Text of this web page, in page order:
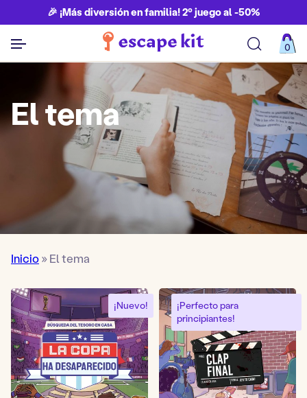
🎉 ¡Más diversión en familia! 2º juego al -50%
0
El tema
Inicio»El tema
¡Nuevo!
¡Perfecto para
principiantes!
Ver todos los juegos